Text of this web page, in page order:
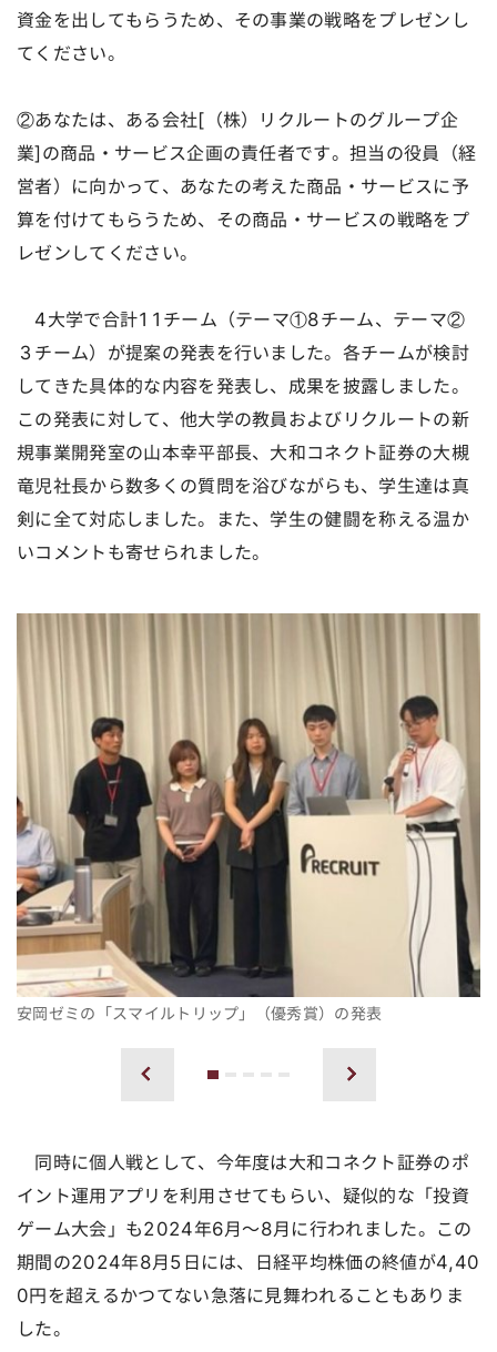
資金を出してもらうため、その事業の戦略をプレゼンし
てください。
②あなたは、ある会社[（株）リクルートのグループ企
業]の商品・サービス企画の責任者です。担当の役員（経
営者）に向かって、あなたの考えた商品・サービスに予
算を付けてもらうため、その商品・サービスの戦略をプ
レゼンしてください。
4大学で合計11チーム（テーマ①8チーム、テーマ②
３チーム）が提案の発表を行いました。各チームが検討
してきた具体的な内容を発表し、成果を披露しました。
この発表に対して、他大学の教員およびリクルートの新
規事業開発室の山本幸平部長、大和コネクト証券の大槻
竜児社長から数多くの質問を浴びながらも、学生達は真
剣に全て対応しました。また、学生の健闘を称える温か
いコメントも寄せられました。
安岡ゼミの「スマイルトリップ」（優秀賞）の発表
同時に個人戦として、今年度は大和コネクト証券のポ
イント運用アプリを利用させてもらい、疑似的な「投資
ゲーム大会」も2024年6月～8月に行われました。この
期間の2024年8月5日には、日経平均株価の終値が4,40
0円を超えるかつてない急落に見舞われることもありま
した。